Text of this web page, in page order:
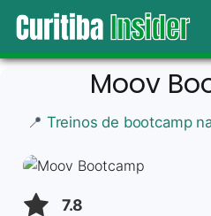
Moov
📍 Treinos de bootcamp
7.8